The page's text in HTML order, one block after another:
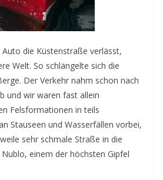
die Küstenstraße verlässt,
Welt. So schlängelte sich die
Der Verkehr nahm schon nach
und wir waren fast allein
Felsformationen in teils
Stauseen und Wasserfällen vorbei,
sehr schmale Straße in die
einem der höchsten Gipfel